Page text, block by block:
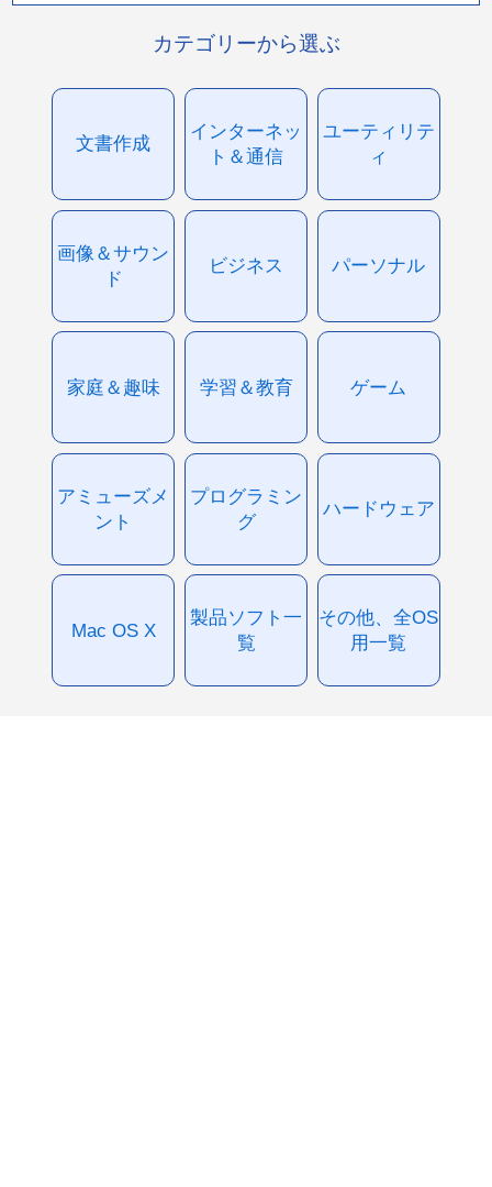
カテゴリーから選ぶ
文書作成
インターネッ
ト＆通信
ユーティリテ
ィ
画像＆サウン
ド
ビジネス パーソナル
家庭＆趣味 学習＆教育 ゲーム
アミューズメ
ント
プログラミン
グ
ハードウェア
Mac OS X
製品ソフト一
覧
その他、全OS
用一覧